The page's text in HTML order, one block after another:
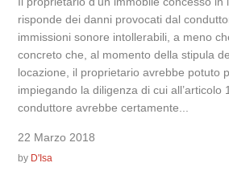
risponde dei danni provocati dal
immissioni sonore intollerabili, a meno
concreto che, al momento della stipula
locazione, il proprietario avrebbe potuto
impiegando la diligenza di cui all’articolo
conduttore avrebbe certamente...
22 Marzo 2018
by D'Isa